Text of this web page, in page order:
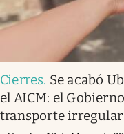
Cierres. Se acabó
el AICM: el
transporte irregular